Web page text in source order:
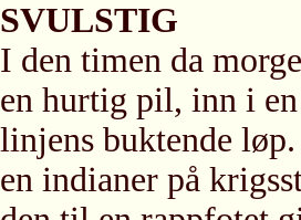
SVULSTIG
I den timen da
en hurtig pil, inn i
linjens buktende
en indianer på